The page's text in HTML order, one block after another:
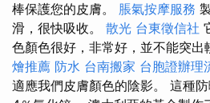
棒保護您的皮膚。 脹氣按摩服務
滑，很快吸收。 散光 台東徵信社
色顏色很好，非常好，並不能突出
燴推薦 防水 台南搬家 台胞證辦理
適應我們皮膚顏色的陰影。 這種